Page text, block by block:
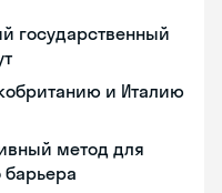
государственный
и Италию
метод для
барьера